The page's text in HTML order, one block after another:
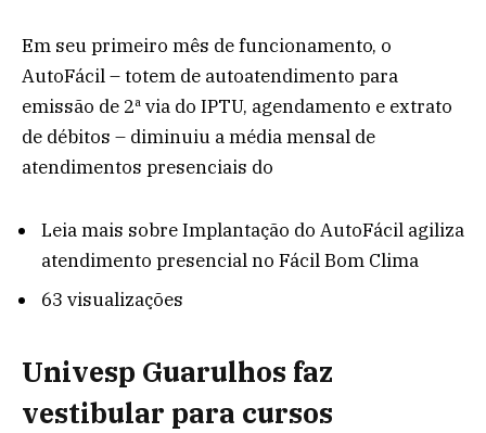
Em seu primeiro mês de funcionamento, o
AutoFácil – totem de autoatendimento para
emissão de 2ª via do IPTU, agendamento e extrato
de débitos – diminuiu a média mensal de
atendimentos presenciais do
Leia mais sobre Implantação do AutoFácil agiliza
atendimento presencial no Fácil Bom Clima
63 visualizações
Univesp Guarulhos faz
vestibular para cursos